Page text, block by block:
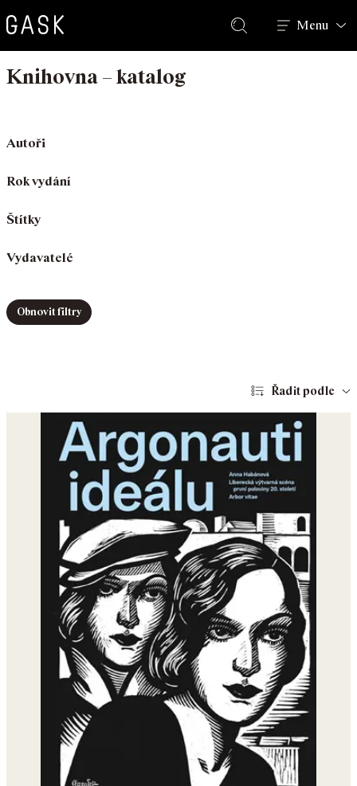
Hledat
Menu
Knihovna – katalog
Autoři
Rok vydání
Štítky
Vydavatelé
Obnovit filtry
Řadit podle